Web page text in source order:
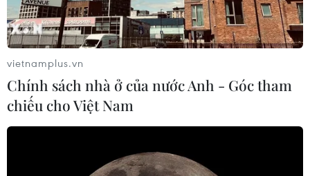
vietnamplus.vn
Chính sách nhà ở của nước Anh - Góc tham
chiếu cho Việt Nam